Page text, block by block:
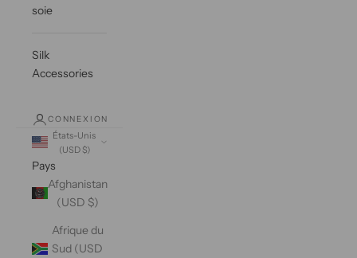
soie
Silk
Accessories
CONNEXION
États-Unis
(USD $)
Pays
Afghanistan
(USD $)
Afrique du
Sud (USD